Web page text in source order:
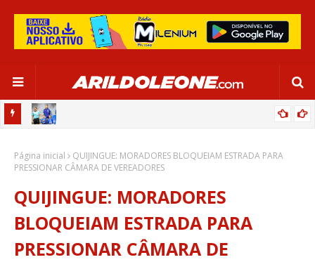
SALVADOR
Página inicial
QUIJINGUE: MORADORES BLOQUEIAM ESTRADA PARA
PRESSIONAR CÂMARA DE VEREADORES
QUIJINGUE: MORADORES
BLOQUEIAM ESTRADA PARA
PRESSIONAR CÂMARA DE